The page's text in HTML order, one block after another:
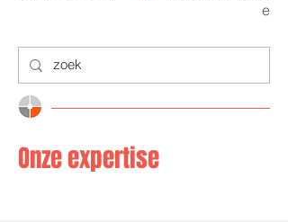
e
Onze expertise